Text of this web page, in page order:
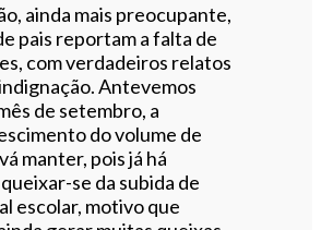
ainda mais preocupante,
pais reportam a falta de
com verdadeiros relatos
Antevemos
de setembro, a
do volume de
manter, pois já há
se da subida de
escolar, motivo que